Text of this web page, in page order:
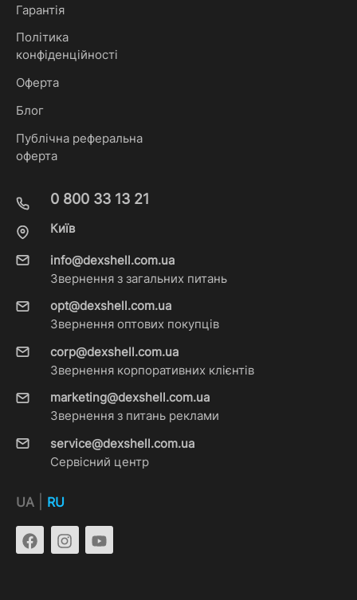
Гарантія
Політика
конфіденційності
Оферта
Блог
Публічна реферальна
оферта
0 800 33 13 21
Київ
info@dexshell.com.ua
Звернення з загальних питань
opt@dexshell.com.ua
Звернення оптових покупців
corp@dexshell.com.ua
Звернення корпоративних клієнтів
marketing@dexshell.com.ua
Звернення з питань реклами
service@dexshell.com.ua
Сервісний центр
UA RU